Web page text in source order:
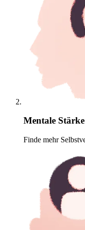
Mentale Stärke
Finde mehr